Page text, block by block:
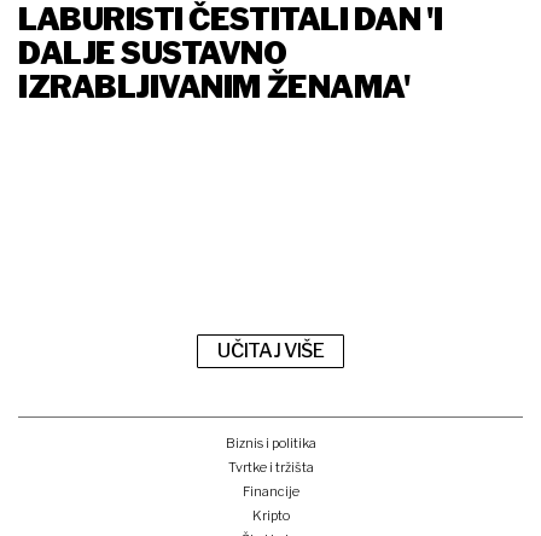
LABURISTI ČESTITALI DAN 'I
DALJE SUSTAVNO
IZRABLJIVANIM ŽENAMA'
UČITAJ VIŠE
Biznis i politika
Tvrtke i tržišta
Financije
Kripto